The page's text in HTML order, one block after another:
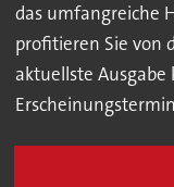
das umfangreiche
profitieren Sie von
aktuellste Ausgabe